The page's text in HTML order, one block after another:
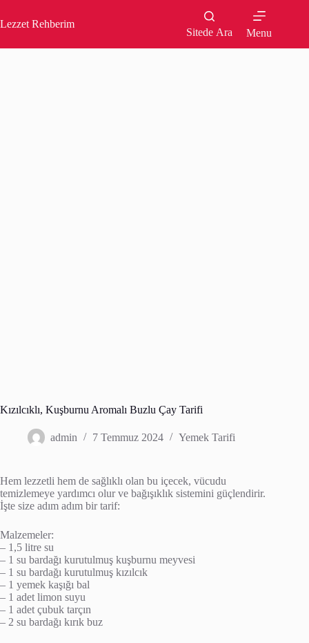
to
content
Lezzet Rehberim
Sitede Ara Menu
Kızılcıklı, Kuşburnu Aromalı Buzlu Çay Tarifi
admin 7 Temmuz 2024 Yemek Tarifi
Hem lezzetli hem de sağlıklı olan bu içecek, vücudu
temizlemeye yardımcı olur ve bağışıklık sistemini güçlendirir.
İşte size adım adım bir tarif:
Malzemeler:
– 1,5 litre su
– 1 su bardağı kurutulmuş kuşburnu meyvesi
– 1 su bardağı kurutulmuş kızılcık
– 1 yemek kaşığı bal
– 1 adet limon suyu
– 1 adet çubuk tarçın
– 2 su bardağı kırık buz